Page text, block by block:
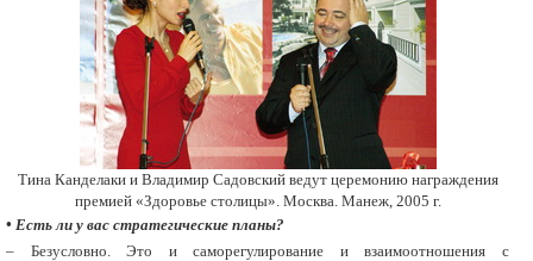
Тина Канделаки и Владимир Садовский ведут церемонию награждения
премией «Здоровье столицы». Москва. Манеж, 2005 г.
• Есть ли у вас стратегические планы?
– Безусловно. Это и саморегулирование и взаимоотношения с